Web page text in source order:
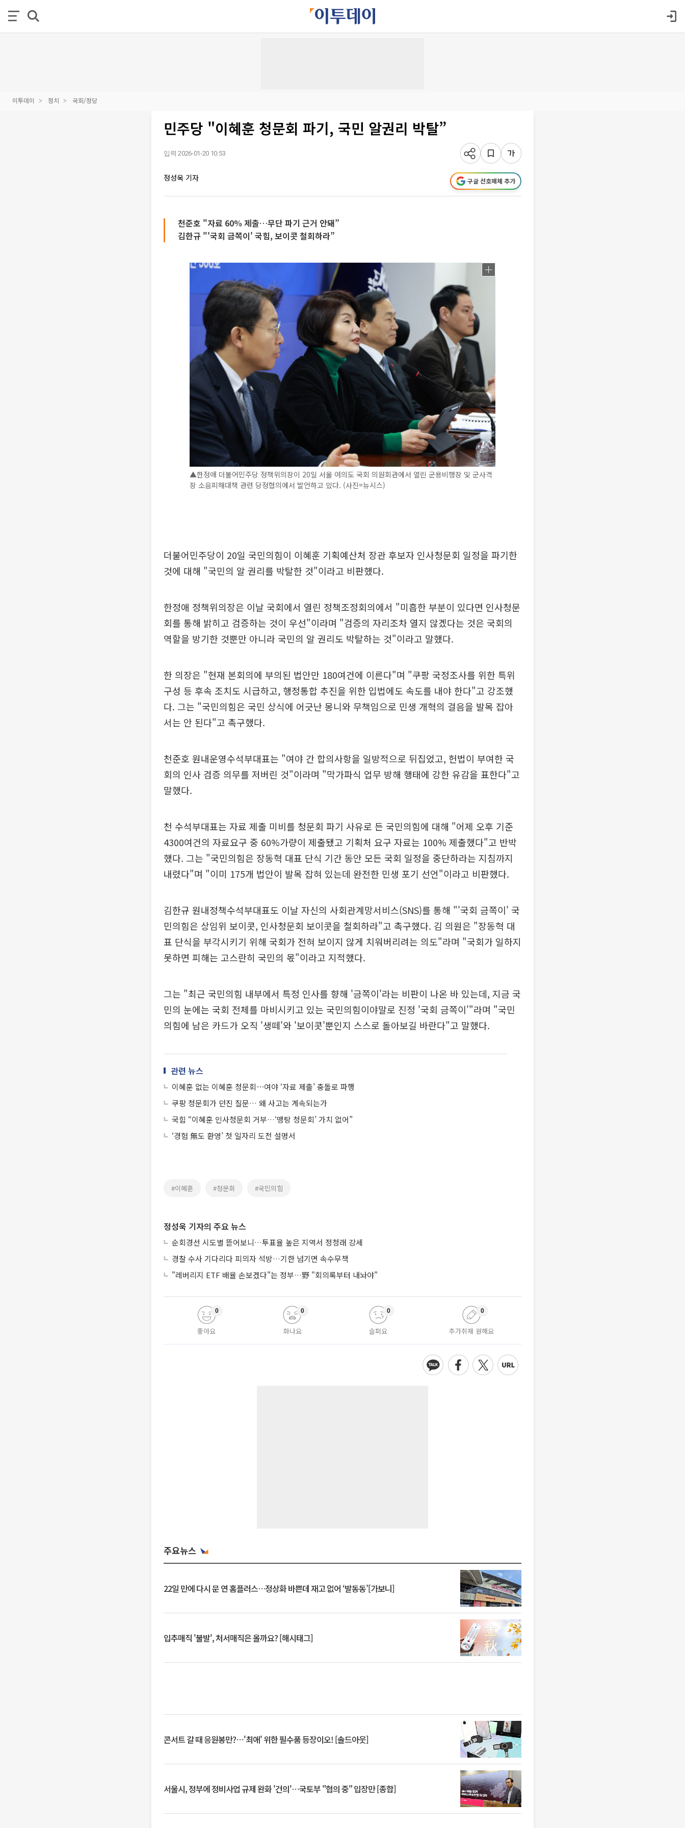
이투데이 정치 국회/정당
민주당 "이혜훈 청문회 파기, 국민 알권리 박탈”
입력 2026-01-20 10:53
정성욱 기자 구글 선호매체 추가
천준호 "자료 60% 제출…무단 파기 근거 안돼”
김한규 "'국회 금쪽이' 국힘, 보이콧 철회하라”
▲한정애 더불어민주당 정책위의장이 20일 서울 여의도 국회 의원회관에서 열린 군용비행장 및 군사격
장 소음피해대책 관련 당정협의에서 발언하고 있다. (사진=뉴시스)
더불어민주당이 20일 국민의힘이 이혜훈 기획예산처 장관 후보자 인사청문회 일정을 파기한
것에 대해 "국민의 알 권리를 박탈한 것"이라고 비판했다.
한정애 정책위의장은 이날 국회에서 열린 정책조정회의에서 "미흡한 부분이 있다면 인사청문
회를 통해 밝히고 검증하는 것이 우선"이라며 "검증의 자리조차 열지 않겠다는 것은 국회의
역할을 방기한 것뿐만 아니라 국민의 알 권리도 박탈하는 것"이라고 말했다.
한 의장은 "현재 본회의에 부의된 법안만 180여건에 이른다"며 "쿠팡 국정조사를 위한 특위
구성 등 후속 조치도 시급하고, 행정통합 추진을 위한 입법에도 속도를 내야 한다"고 강조했
다. 그는 "국민의힘은 국민 상식에 어긋난 몽니와 무책임으로 민생 개혁의 걸음을 발목 잡아
서는 안 된다"고 촉구했다.
천준호 원내운영수석부대표는 "여야 간 합의사항을 일방적으로 뒤집었고, 헌법이 부여한 국
회의 인사 검증 의무를 저버린 것"이라며 "막가파식 업무 방해 행태에 강한 유감을 표한다"고
말했다.
천 수석부대표는 자료 제출 미비를 청문회 파기 사유로 든 국민의힘에 대해 "어제 오후 기준
4300여건의 자료요구 중 60%가량이 제출됐고 기획처 요구 자료는 100% 제출했다"고 반박
했다. 그는 "국민의힘은 장동혁 대표 단식 기간 동안 모든 국회 일정을 중단하라는 지침까지
내렸다"며 "이미 175개 법안이 발목 잡혀 있는데 완전한 민생 포기 선언"이라고 비판했다.
김한규 원내정책수석부대표도 이날 자신의 사회관계망서비스(SNS)를 통해 "'국회 금쪽이' 국
민의힘은 상임위 보이콧, 인사청문회 보이콧을 철회하라"고 촉구했다. 김 의원은 "장동혁 대
표 단식을 부각시키기 위해 국회가 전혀 보이지 않게 치워버리려는 의도"라며 "국회가 일하지
못하면 피해는 고스란히 국민의 몫"이라고 지적했다.
그는 "최근 국민의힘 내부에서 특정 인사를 향해 '금쪽이'라는 비판이 나온 바 있는데, 지금 국
민의 눈에는 국회 전체를 마비시키고 있는 국민의힘이야말로 진정 '국회 금쪽이'"라며 "국민
의힘에 남은 카드가 오직 '생떼'와 '보이콧'뿐인지 스스로 돌아보길 바란다"고 말했다.
관련 뉴스
이혜훈 없는 이혜훈 청문회⋯여야 ‘자료 제출’ 충돌로 파행
쿠팡 청문회가 던진 질문… 왜 사고는 계속되는가
국힘 “이혜훈 인사청문회 거부…‘맹탕 청문회’ 가치 없어”
‘경험 無도 환영’ 첫 일자리 도전 설명서
#이혜훈 #청문회 #국민의힘
정성욱 기자의 주요 뉴스
순회경선 시도별 뜯어보니…투표율 높은 지역서 정청래 강세
경찰 수사 기다리다 피의자 석방…기한 넘기면 속수무책
"레버리지 ETF 배율 손보겠다"는 정부…野 "회의록부터 내놔야"
좋아요
0
화나요
0
슬퍼요
0
추가취재 원해요
0
주요뉴스
22일 만에 다시 문 연 홈플러스…정상화 바쁜데 재고 없어 ‘발동동’[가보니]
입추매직 '불발', 처서매직은 올까요? [해시태그]
콘서트 갈 때 응원봉만?⋯'최애' 위한 필수품 등장이오! [솔드아웃]
서울시, 정부에 정비사업 규제 완화 '건의'⋯국토부 "협의 중" 입장만 [종합]